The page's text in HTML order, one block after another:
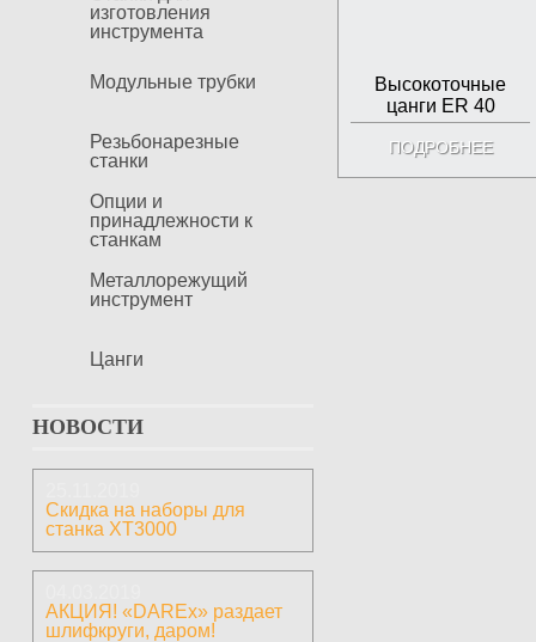
изготовления
инструмента
Модульные трубки
Резьбонарезные
станки
Опции и
принадлежности к
станкам
Металлорежущий
инструмент
Цанги
НОВОСТИ
Скидка на наборы для
станка ХТ3000
АКЦИЯ! «DAREx» раздает
шлифкруги, даром!
Высокоточные
цанги ER 40
ПОДРОБНЕЕ